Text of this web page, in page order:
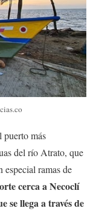
puerto más
del río Atrato, que
especial ramas de
cerca a Necoclí
se llega a través de